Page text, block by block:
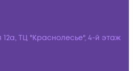
12а, ТЦ "Краснолесье", 4-й этаж